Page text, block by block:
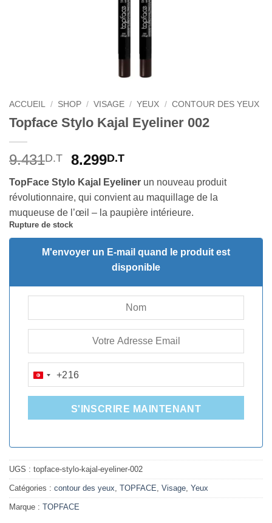
ACCUEIL / SHOP / VISAGE / YEUX / CONTOUR DES YEUX
Topface Stylo Kajal Eyeliner 002
9.431D.T
Le
initial
était :
9.431D.T.
8.299D.TLe
actuel
est :
8.299D.T.
TopFace Stylo Kajal Eyeliner un nouveau produit
révolutionnaire, qui convient au maquillage de la
muqueuse de l’œil – la paupière intérieure.
Rupture de stock
M'envoyer un E-mail quand le produit est
disponible
TUNISIA
+216
+216
S'INSCRIRE MAINTENANT
UGS : topface-stylo-kajal-eyeliner-002
Catégories : contour des yeux, TOPFACE, Visage, Yeux
Marque : TOPFACE